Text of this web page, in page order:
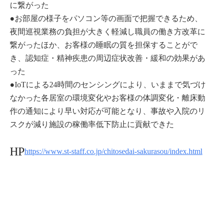
に繋がった
●お部屋の様子をパソコン等の画面で把握できるため、
夜間巡視業務の負担が大きく軽減し職員の働き方改革に
繋がったほか、お客様の睡眠の質を担保することがで
き、認知症・精神疾患の周辺症状改善・緩和の効果があ
った
●IoTによる24時間のセンシングにより、いままで気づけ
なかった各居室の環境変化やお客様の体調変化・離床動
作の通知により早い対応が可能となり、事故や入院のリ
スクが減り施設の稼働率低下防止に貢献できた
HPhttps://www.st-staff.co.jp/chitosedai-sakurasou/index.html